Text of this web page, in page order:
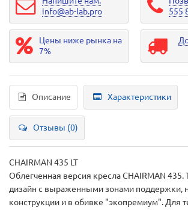
info@ab-lab.pro
555
Цены ниже рынка на
7%
Описание Характеристики
Отзывы (0)
CHAIRMAN 435 LT
Облегченная версия кресла CHAIRMAN 435.
дизайн с выраженными зонами поддержки,
конструкции и в обивке "экопремиум". Для